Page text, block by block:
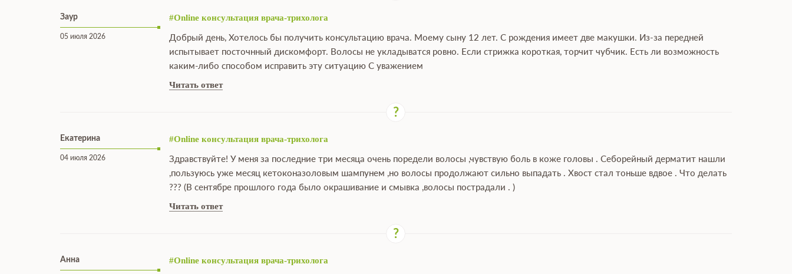
Заур
05 июля 2026
#Online консультация врача-трихолога
Добрый день, Хотелось бы получить консультацию врача. Моему сыну 12 лет. С рождения имеет две макушки. Из-за передней
испытывает посточнный дискомфорт. Волосы не укладыватся ровно. Если стрижка короткая, торчит чубчик. Есть ли возможность
каким-либо способом исправить эту ситуацию С уважением
Читать ответ
Екатерина
04 июля 2026
#Online консультация врача-трихолога
Здравствуйте! У меня за последние три месяца очень поредели волосы ,чувствую боль в коже головы . Себорейный дерматит нашли
,пользуюсь уже месяц кетоконазоловым шампунем ,но волосы продолжают сильно выпадать . Хвост стал тоньше вдвое . Что делать
??? (В сентябре прошлого года было окрашивание и смывка ,волосы пострадали . )
Читать ответ
Анна #Online консультация врача-трихолога